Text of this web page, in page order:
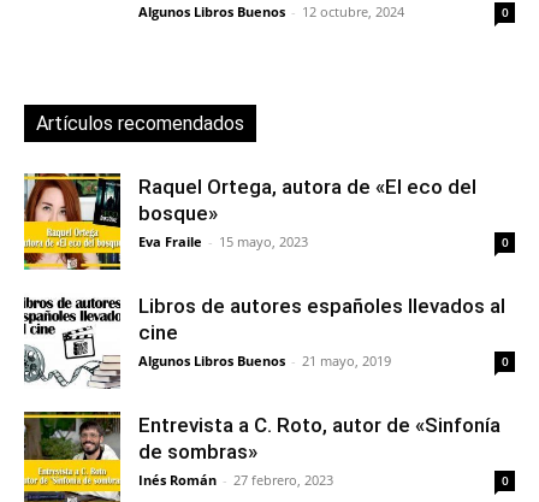
Algunos Libros Buenos - 12 octubre, 2024 0
Artículos recomendados
Raquel Ortega, autora de «El eco del
bosque»
Eva Fraile - 15 mayo, 2023 0
Libros de autores españoles llevados al
cine
Algunos Libros Buenos - 21 mayo, 2019 0
Entrevista a C. Roto, autor de «Sinfonía
de sombras»
Inés Román - 27 febrero, 2023 0